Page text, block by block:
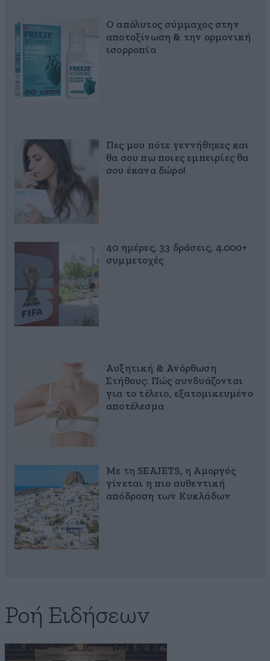
Ο απόλυτος σύμμαχος στην
αποτοξίνωση & την ορμονική
ισορροπία
Πες μου πότε γεννήθηκες και
θα σου πω ποιες εμπειρίες θα
σου έκανα δώρο!
40 ημέρες, 33 δράσεις, 4.000+
συμμετοχές
Αυξητική & Ανόρθωση
Στήθους: Πώς συνδυάζονται
για το τέλειο, εξατομικευμένο
αποτέλεσμα
Με τη SEAJETS, η Αμοργός
γίνεται η πιο αυθεντική
απόδραση των Κυκλάδων
Ροή Ειδήσεων